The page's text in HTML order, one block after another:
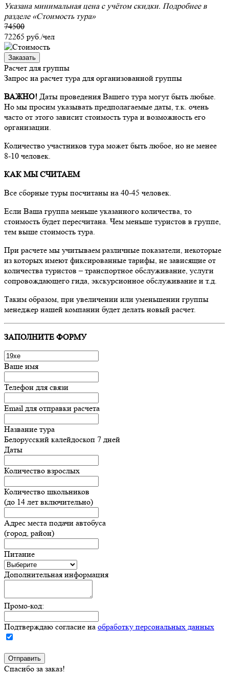
Указана минимальная цена с учётом скидки. Подробнее в
разделе «Стоимость тура»
74500
72265 руб./чел
Заказать
Расчет для группы
Запрос на расчет тура для организованной группы
ВАЖНО! Даты проведения Вашего тура могут быть любые.
Но мы просим указывать предполагаемые даты, т.к. очень
часто от этого зависит стоимость тура и возможность его
организации.
Количество участников тура может быть любое, но не менее
8-10 человек.
КАК МЫ СЧИТАЕМ
Все сборные туры посчитаны на 40-45 человек.
Если Ваша группа меньше указанного количества, то
стоимость будет пересчитана. Чем меньше туристов в группе,
тем выше стоимость тура.
При расчете мы учитываем различные показатели, некоторые
из которых имеют фиксированные тарифы, не зависящие от
количества туристов – транспортное обслуживание, услуги
сопровождающего гида, экскурсионное обслуживание и т.д.
Таким образом, при увеличении или уменьшении группы
менеджер нашей компании будет делать новый расчет.
ЗАПОЛНИТЕ ФОРМУ
Ваше имя
Телефон для связи
Email для отправки расчета
Название тура
Белорусский калейдоскоп 7 дней
Даты
Количество взрослых
Количество школьников
(до 14 лет включительно)
Адрес места подачи автобуса
(город, район)
Питание
Дополнительная информация
Промо-код:
Подтверждаю согласие на обработку персональных данных
Спасибо за заказ!